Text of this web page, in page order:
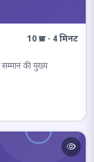
10 प्रश्न · 4 मिनट
सम्मान की मुख्य